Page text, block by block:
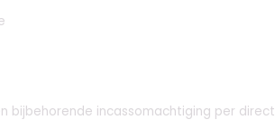
bijbehorende incassomachtiging per direct